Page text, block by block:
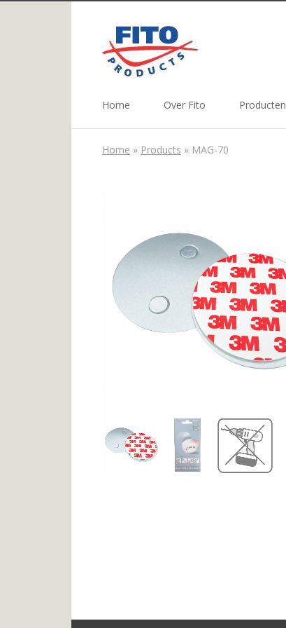
Home Over Fito Producten
Home » Products » MAG-70